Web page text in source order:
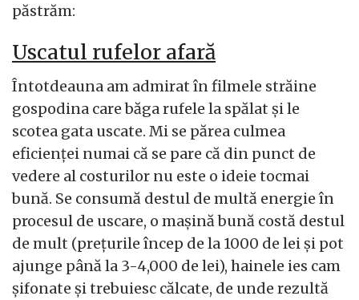
păstrăm:
Uscatul rufelor afară
Întotdeauna am admirat în filmele străine
gospodina care băga rufele la spălat și le
scotea gata uscate. Mi se părea culmea
eficienței numai că se pare că din punct de
vedere al costurilor nu este o ideie tocmai
bună. Se consumă destul de multă energie în
procesul de uscare, o mașină bună costă destul
de mult (prețurile încep de la 1000 de lei și pot
ajunge până la 3-4,000 de lei), hainele ies cam
șifonate și trebuiesc călcate, de unde rezultă